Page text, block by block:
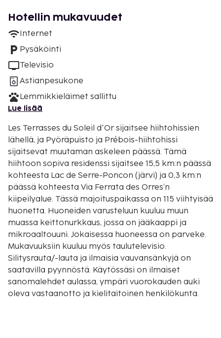
Hotellin mukavuudet
Internet
Pysäköinti
Televisio
Astianpesukone
Lemmikkieläimet sallittu
Lue lisää
Les Terrasses du Soleil d'Or sijaitsee hiihtohissien
lähellä, ja Pyöräpuisto ja Prébois-hiihtohissi
sijaitsevat muutaman askeleen päässä. Tämä
hiihtoon sopiva residenssi sijaitsee 15,5 km:n päässä
kohteesta Lac de Serre-Poncon (järvi) ja 0,3 km:n
päässä kohteesta Via Ferrata des Orres’n
kiipeilyalue. Tässä majoituspaikassa on 115 viihtyisää
huonetta. Huoneiden varusteluun kuuluu muun
muassa keittonurkkaus, jossa on jääkaappi ja
mikroaaltouuni. Jokaisessa huoneessa on parveke.
Mukavuuksiin kuuluu myös taulutelevisio.
Silitysrauta/-lauta ja ilmaisia vauvansänkyjä on
saatavilla pyynnöstä. Käytössäsi on ilmaiset
sanomalehdet aulassa, ympäri vuorokauden auki
oleva vastaanotto ja kielitaitoinen henkilökunta.